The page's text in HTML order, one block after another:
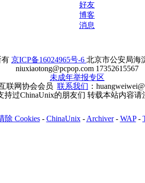
好友
博客
消息
有 京ICP备16024965号-6 北京市公安局海
niuxiaotong@pcpop.com 17352615567
未成年举报专区
联网协会会员 联系我们 ：
持过ChinaUnix的朋友们 转载本站内容
除 Cookies- ChinaUnix- Archiver- WAP-